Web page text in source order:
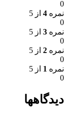
0
نمره 4 از 5
0
نمره 3 از 5
0
نمره 2 از 5
0
نمره 1 از 5
0
دیدگاهها